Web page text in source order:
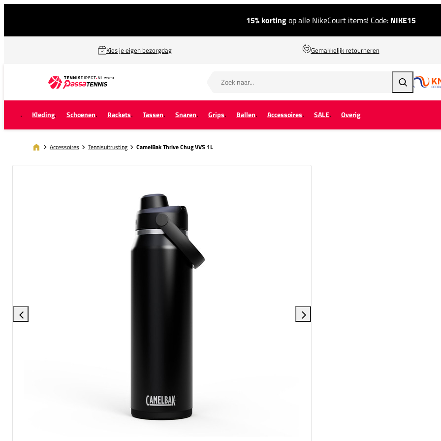
15% kortingop alle NikeCourt items! Code: NIKE15
Kies je eigen bezorgdag Gemakkelijk retourneren
Zoeken
Kleding Schoenen Rackets Tassen Snaren Grips Ballen Accessoires SALE Overig
Accessoires Tennisuitrusting CamelBak Thrive Chug VVS 1L